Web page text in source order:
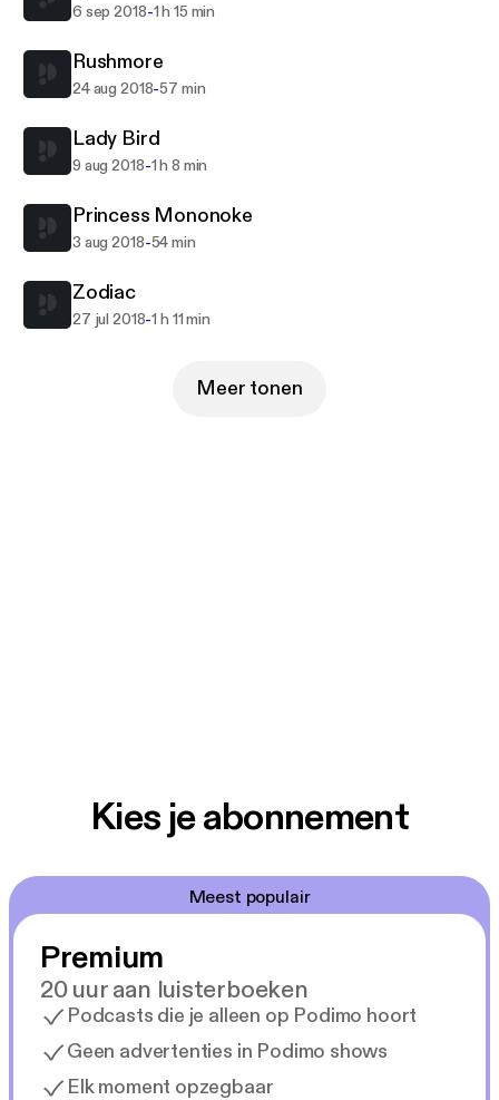
6 sep 2018-1 h 15 min
Rushmore
24 aug 2018-57 min
Lady Bird
9 aug 2018-1 h 8 min
Princess Mononoke
3 aug 2018-54 min
Zodiac
27 jul 2018-1 h 11 min
Meer tonen
Kies je abonnement
Meest populair
Premium
20 uur aan luisterboeken
Podcasts die je alleen op Podimo hoort
Geen advertenties in Podimo shows
Elk moment opzegbaar